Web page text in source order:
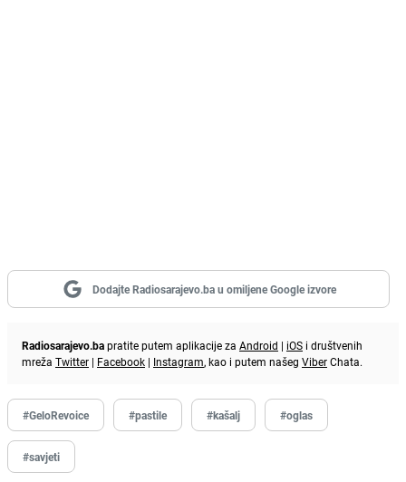
Dodajte Radiosarajevo.ba u omiljene Google izvore
Radiosarajevo.bapratite putem aplikacije za Android | iOS i društvenih
mreža Twitter | Facebook | Instagram, kao i putem našeg ViberChata.
#GeloRevoice #pastile #kašalj #oglas
#savjeti